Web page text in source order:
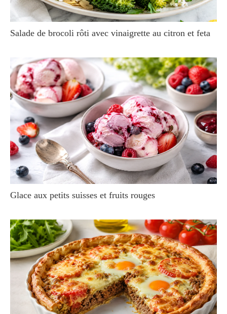
Salade de brocoli rôti avec vinaigrette au citron et feta
Glace aux petits suisses et fruits rouges